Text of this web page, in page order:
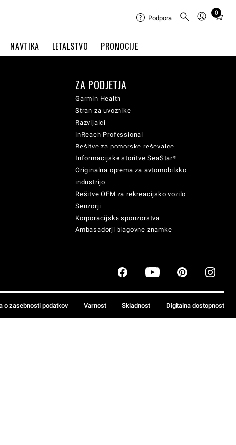
NAVTIKA LETALSTVO PROMOCIJE
Podpora
0
Total
cart:
ZA PODJETJA
Garmin Health
Stran za uvoznike
Razvijalci
inReach Professional
Rešitve za pomorske reševalce
Informacijske storitve SeaStar®
Originalna oprema za avtomobilsko
industrijo
Rešitve OEM za rekreacijsko vozilo
Senzorji
Korporacijska sponzorstva
Ambasadorji blagovne znamke
o zasebnosti podatkov Varnost Skladnost Digitalna dostopnost